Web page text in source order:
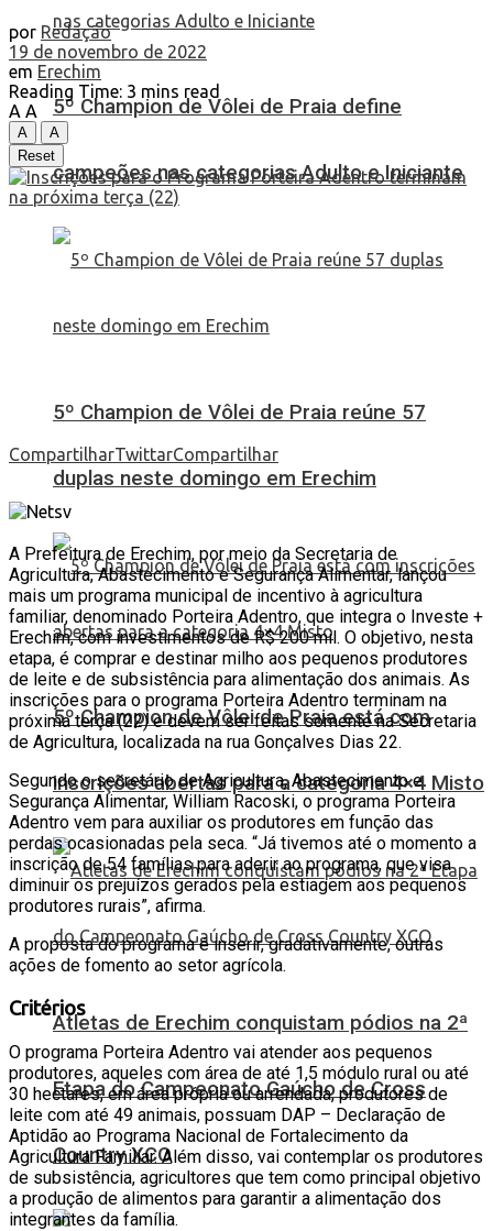
5º Champion de Vôlei de Praia define
campeões nas categorias Adulto e Iniciante
5º Champion de Vôlei de Praia reúne 57
duplas neste domingo em Erechim
5º Champion de Vôlei de Praia está com
inscrições abertas para a categoria 4×4 Misto
Atletas de Erechim conquistam pódios na 2ª
Etapa do Campeonato Gaúcho de Cross
Country XCO
por Redação
19 de novembro de 2022
em Erechim
Reading Time: 3 mins read
A A
A
A
Reset
CompartilharTwittarCompartilhar
A Prefeitura de Erechim, por meio da Secretaria de
Agricultura, Abastecimento e Segurança Alimentar, lançou
mais um programa municipal de incentivo à agricultura
familiar, denominado Porteira Adentro, que integra o Investe +
Erechim, com investimentos de R$ 200 mil. O objetivo, nesta
etapa, é comprar e destinar milho aos pequenos produtores
de leite e de subsistência para alimentação dos animais. As
inscrições para o programa Porteira Adentro terminam na
próxima terça (22) e devem ser feitas somente na Secretaria
de Agricultura, localizada na rua Gonçalves Dias 22.
Segundo o secretário de Agricultura, Abastecimento e
Segurança Alimentar, William Racoski, o programa Porteira
Adentro vem para auxiliar os produtores em função das
perdas ocasionadas pela seca. “Já tivemos até o momento a
inscrição de 54 famílias para aderir ao programa, que visa
diminuir os prejuízos gerados pela estiagem aos pequenos
produtores rurais”, afirma.
A proposta do programa é inserir, gradativamente, outras
ações de fomento ao setor agrícola.
Critérios
O programa Porteira Adentro vai atender aos pequenos
produtores, aqueles com área de até 1,5 módulo rural ou até
30 hectares, em área própria ou arrendada, produtores de
leite com até 49 animais, possuam DAP – Declaração de
Aptidão ao Programa Nacional de Fortalecimento da
Agricultura Familiar. Além disso, vai contemplar os produtores
de subsistência, agricultores que tem como principal objetivo
a produção de alimentos para garantir a alimentação dos
integrantes da família.